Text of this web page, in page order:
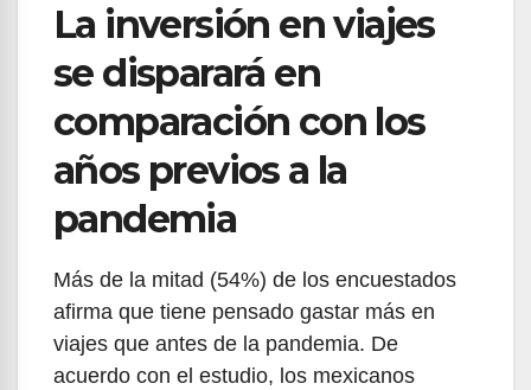
La inversión en viajes
se disparará en
comparación con los
años previos a la
pandemia
Más de la mitad (54%) de los encuestados
afirma que tiene pensado gastar más en
viajes que antes de la pandemia. De
acuerdo con el estudio, los mexicanos